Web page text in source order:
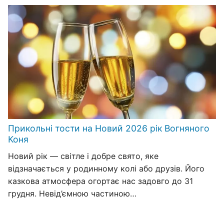
Прикольні тости на Новий 2026 рік Вогняного
Коня
Новий рік — світле і добре свято, яке
відзначається у родинному колі або друзів. Його
казкова атмосфера огортає нас задовго до 31
грудня. Невід’ємною частиною…